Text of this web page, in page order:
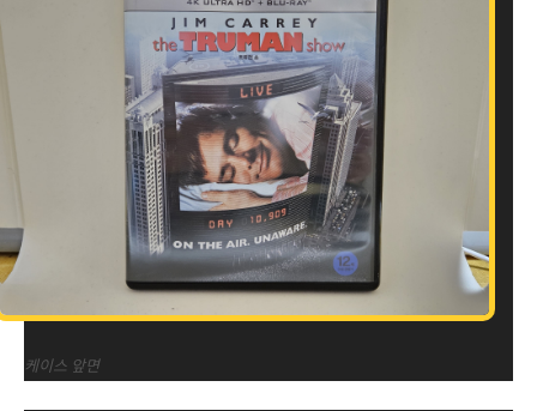
케이스 앞면